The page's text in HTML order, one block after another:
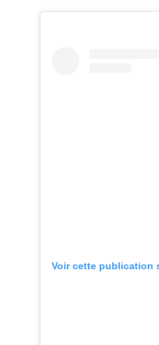
Voir cette publication